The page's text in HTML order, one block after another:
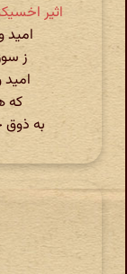
اثیر
ز
که
به